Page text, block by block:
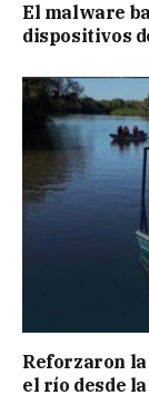
El malware
dispositivos
Reforzaron
el río desde